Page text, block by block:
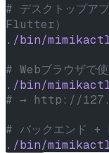
# デスクトップア
Flutter）
./bin/
# Webブラウザで
./bin/
# → http://
# バックエンド +
./bin/